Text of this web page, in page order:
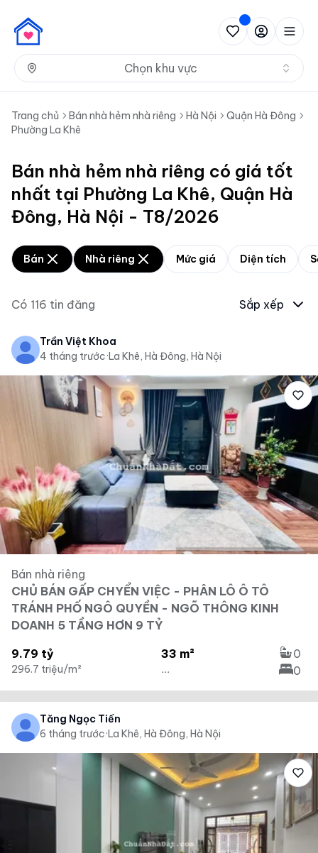
Chọn khu vực
Trang chủ Bán nhà hẻm nhà riêng Hà Nội
Quận Hà Đông
Phường La Khê
Bán nhà hẻm nhà riêng có giá tốt
nhất tại Phường La Khê, Quận Hà
Đông, Hà Nội - T8/2026
Bán Nhà riêng Mức giá Diện tích
Có 116 tin đăng Sắp xếp
Trần Việt Khoa
4 tháng trước·La Khê, Hà Đông, Hà Nội
Bán nhà riêng
CHỦ BÁN GẤP CHYỂN VIỆC - PHÂN LÔ Ô TÔ
TRÁNH PHỐ NGÔ QUYỀN - NGÕ THÔNG KINH
DOANH 5 TẦNG HƠN 9 TỶ
9.79 tỷ
296.7 triệu/m²
33 m²
...
0
0
Tăng Ngọc Tiến
6 tháng trước·La Khê, Hà Đông, Hà Nội